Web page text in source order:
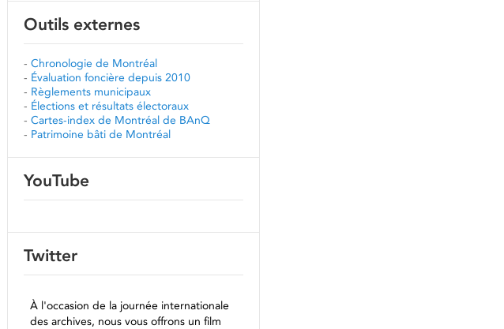
Outils externes
- Chronologie de Montréal
- Évaluation foncière depuis 2010
- Règlements municipaux
- Élections et résultats électoraux
- Cartes-index de Montréal de BAnQ
- Patrimoine bâti de Montréal
YouTube
Twitter
À l'occasion de la journée internationale
des archives, nous vous offrons un film